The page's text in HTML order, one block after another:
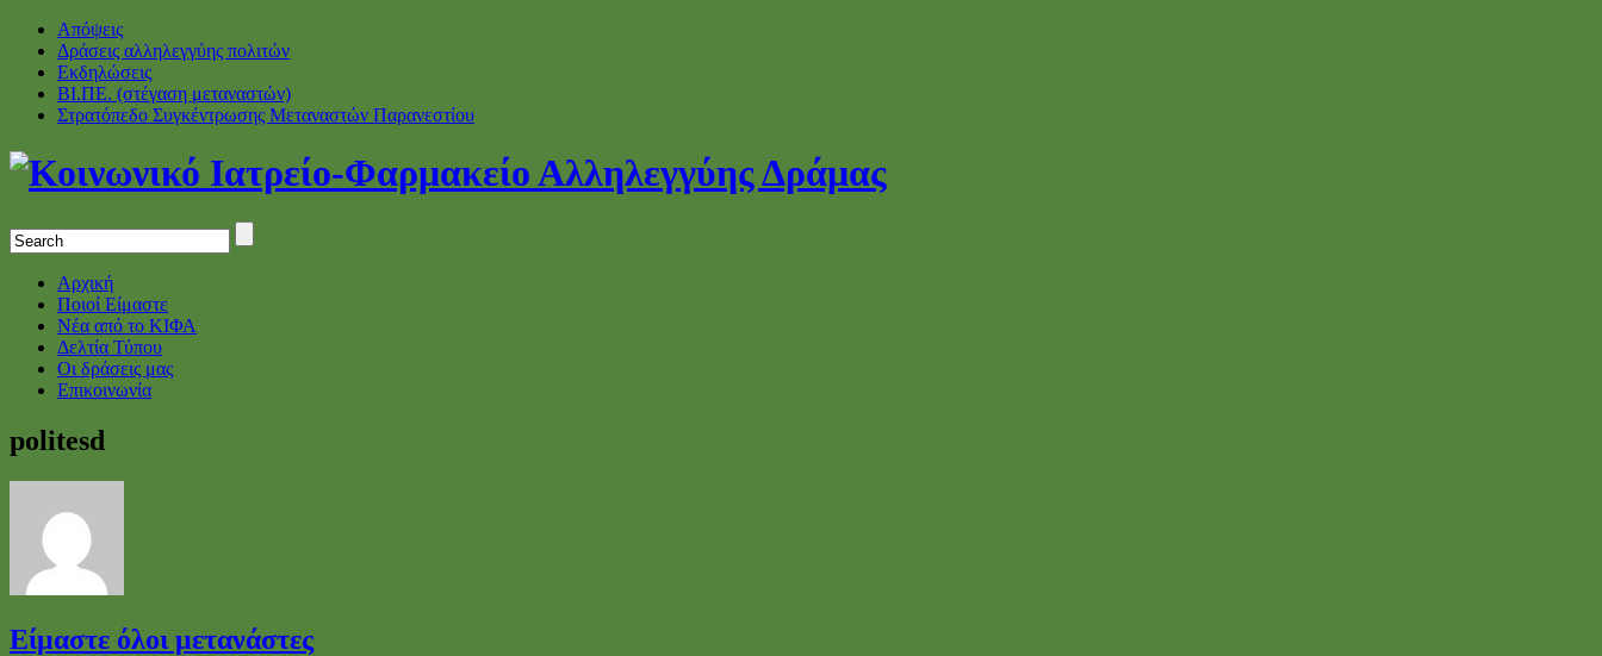
Απόψεις
Δράσεις αλληλεγγύης πολιτών
Εκδηλώσεις
ΒΙ.ΠΕ. (στέγαση μεταναστών)
Στρατόπεδο Συγκέντρωσης Μεταναστών Παρανεστίου
Αρχική
Ποιοί Είμαστε
Νέα από το ΚΙΦΑ
Δελτία Τύπου
Οι δράσεις μας
Επικοινωνία
politesd
Είμαστε όλοι μετανάστες